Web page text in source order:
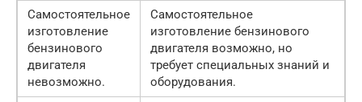
Самостоятельное
изготовление
бензинового
двигателя
невозможно.
Самостоятельное
изготовление бензинового
двигателя возможно, но
требует специальных знаний и
оборудования.